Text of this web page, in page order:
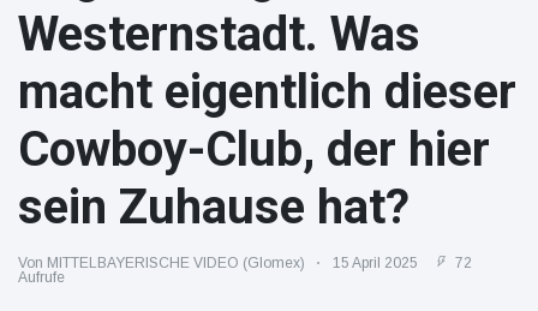
Autos & Motor
Essen und Trinken
(7199)
Gaming
(3575)
Lifestyle
(30318)
Gesundheit & Fitness
(8534)
Westernstadt. Was
macht eigentlich dieser
Cowboy-Club, der hier
sein Zuhause hat?
Von MITTELBAYERISCHE VIDEO (Glomex) 15 April 2025
72
Aufrufe